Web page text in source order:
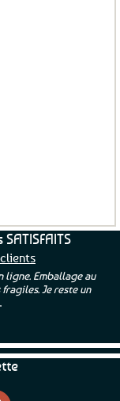
ligne. Emballage au
Je reste un